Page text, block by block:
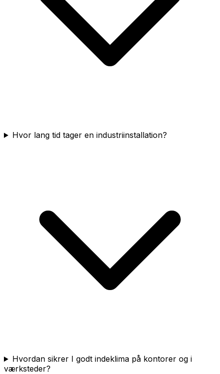
Hvor lang tid tager en industriinstallation?
Hvordan sikrer I godt indeklima på kontorer og i
værksteder?